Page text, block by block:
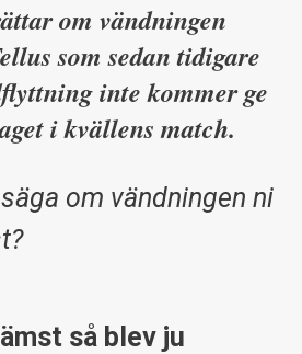
om vändningen
som sedan tidigare
inte kommer ge
i kvällens match.
om vändningen ni
så blev ju